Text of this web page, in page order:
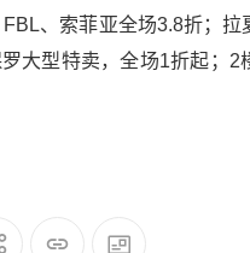
、索菲亚全场3.8折；拉
大型特卖，全场1折起；2